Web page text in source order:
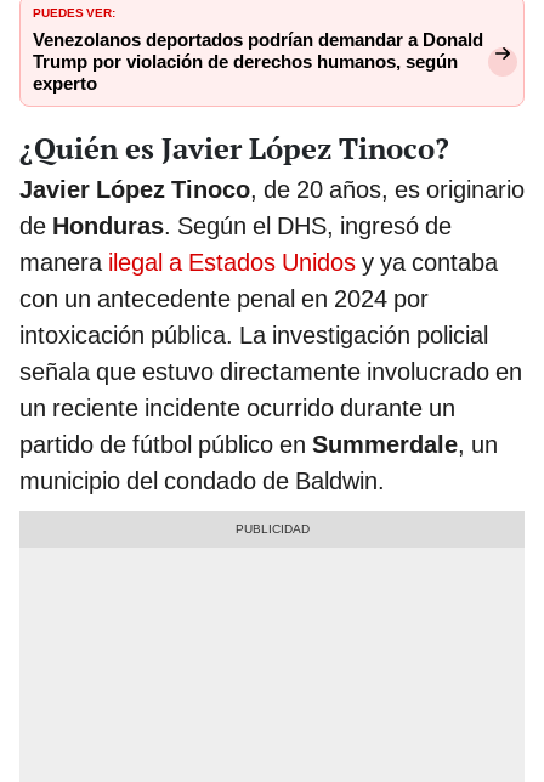
PUEDES VER:
Venezolanos deportados podrían demandar a Donald
Trump por violación de derechos humanos, según
experto
¿Quién es Javier López Tinoco?
Javier López Tinoco, de 20 años, es originario
de Honduras. Según el DHS, ingresó de
manera ilegal a Estados Unidos y ya contaba
con un antecedente penal en 2024 por
intoxicación pública. La investigación policial
señala que estuvo directamente involucrado en
un reciente incidente ocurrido durante un
partido de fútbol público en Summerdale, un
municipio del condado de Baldwin.